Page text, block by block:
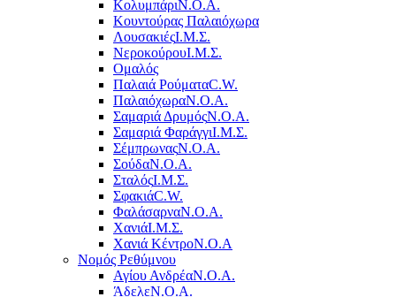
ΚολυμπάριΝ.Ο.Α.
Κουντούρας Παλαιόχωρα
ΛουσακιέςΙ.Μ.Σ.
ΝεροκούρουΙ.Μ.Σ.
Ομαλός
Παλαιά ΡούματαC.W.
ΠαλαιόχωραΝ.Ο.Α.
Σαμαριά ΔρυμόςΝ.Ο.Α.
Σαμαριά ΦαράγγιΙ.Μ.Σ.
ΣέμπρωναςΝ.Ο.Α.
ΣούδαΝ.Ο.Α.
ΣταλόςΙ.Μ.Σ.
ΣφακιάC.W.
ΦαλάσαρναΝ.Ο.Α.
ΧανιάΙ.Μ.Σ.
Χανιά ΚέντροN.O.A
Νομός Ρεθύμνου
Αγίου ΑνδρέαΝ.Ο.Α.
ΆδελεΝ.Ο.Α.